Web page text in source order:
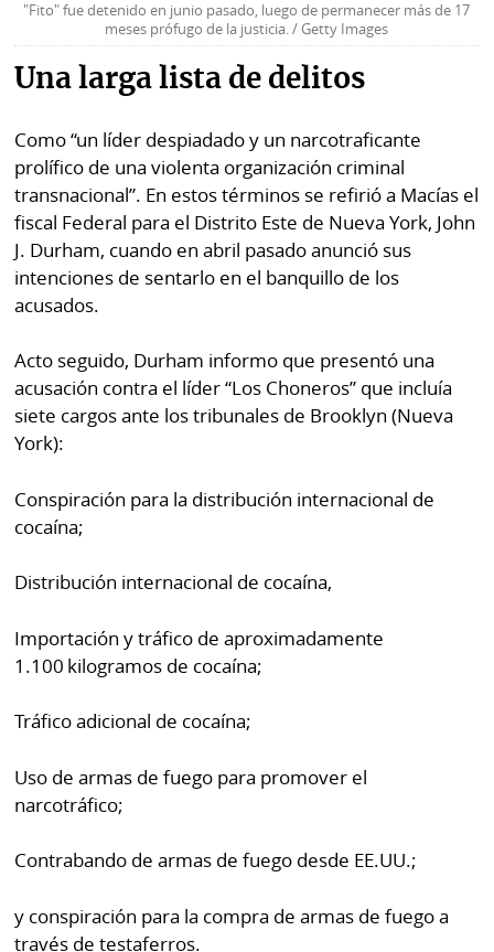
"Fito" fue detenido en junio pasado, luego de permanecer más de 17
meses prófugo de la justicia. / Getty Images
Una larga lista de delitos
Como “un líder despiadado y un narcotraficante
prolífico de una violenta organización criminal
transnacional”. En estos términos se refirió a Macías el
fiscal Federal para el Distrito Este de Nueva York, John
J. Durham, cuando en abril pasado anunció sus
intenciones de sentarlo en el banquillo de los
acusados.
Acto seguido, Durham informo que presentó una
acusación contra el líder “Los Choneros” que incluía
siete cargos ante los tribunales de Brooklyn (Nueva
York):
Conspiración para la distribución internacional de
cocaína;
Distribución internacional de cocaína,
Importación y tráfico de aproximadamente
1.100 kilogramos de cocaína;
Tráfico adicional de cocaína;
Uso de armas de fuego para promover el
narcotráfico;
Contrabando de armas de fuego desde EE.UU.;
y conspiración para la compra de armas de fuego a
través de testaferros.